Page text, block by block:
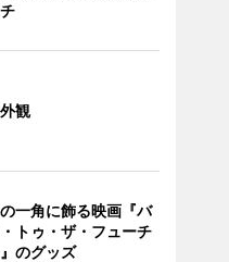
観
一角に飾る映画『バ
トゥ・ザ・フューチ
のグッズ